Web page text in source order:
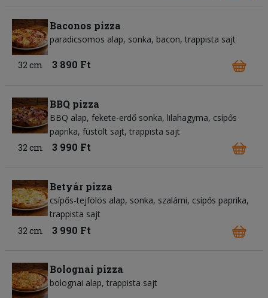
Baconos pizza
paradicsomos alap sonka bacon trappista sajt
32 cm 3 890 Ft
BBQ pizza
BBQ alap fekete-erdő sonka lilahagyma csípős
paprika füstölt sajt trappista sajt
32 cm
3 990 Ft
Betyár pizza
csípős-tejfölös alap sonka szalámi csípős paprika
trappista sajt
32 cm
3 990 Ft
Bolognai pizza
bolognai alap trappista sajt